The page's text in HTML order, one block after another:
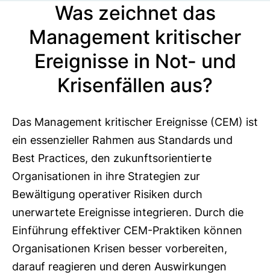
Was zeichnet das
Management kritischer
Ereignisse in Not- und
Krisenfällen aus?
Das Management kritischer Ereignisse (CEM) ist
ein essenzieller Rahmen aus Standards und
Best Practices, den zukunftsorientierte
Organisationen in ihre Strategien zur
Bewältigung operativer Risiken durch
unerwartete Ereignisse integrieren. Durch die
Einführung effektiver CEM-Praktiken können
Organisationen Krisen besser vorbereiten,
darauf reagieren und deren Auswirkungen